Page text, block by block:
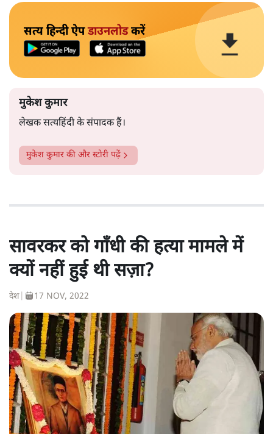
सत्य हिन्दी ऐपडाउनलोडकरें
मुकेश कुमार
लेखक सत्यहिंदी के संपादक हैं।
मुकेश कुमार की और स्टोरी पढ़ें
सावरकर को गाँधी की हत्या मामले में
क्यों नहीं हुई थी सज़ा?
देश 17 NOV, 2022